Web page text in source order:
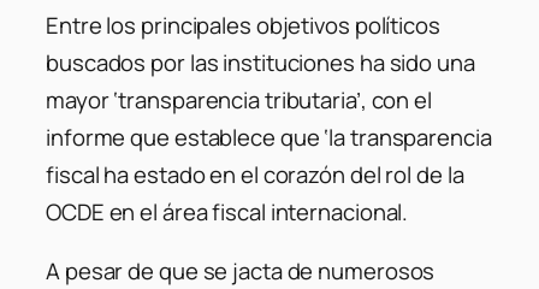
Entre los principales objetivos políticos
buscados por las instituciones ha sido una
mayor ‘transparencia tributaria’, con el
informe que establece que ‘la transparencia
fiscal ha estado en el corazón del rol de la
OCDE en el área fiscal internacional.
A pesar de que se jacta de numerosos